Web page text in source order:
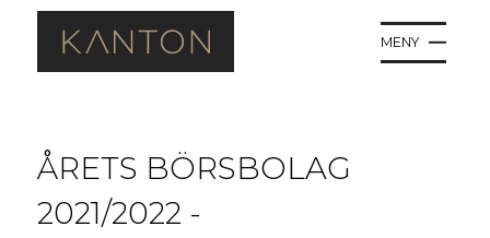
MENY
ÅRETS BÖRSBOLAG
2021/2022 -